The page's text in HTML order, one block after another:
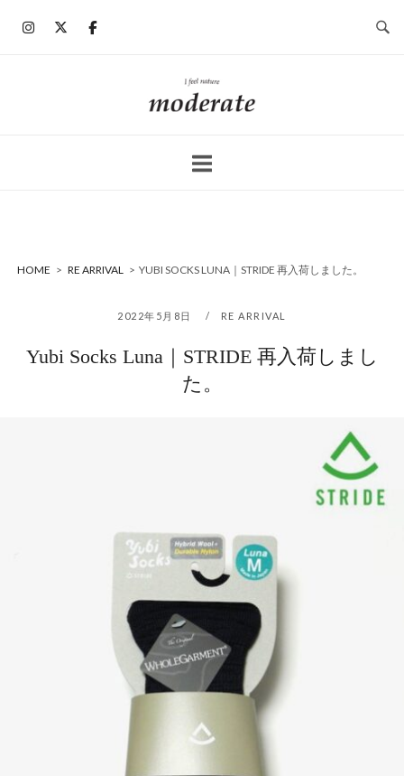
ホ
ー
HOME > RE ARRIVAL > YUBI SOCKS LUNA｜STRIDE 再入荷しました。
2022年5月8日 RE ARRIVAL
Yubi Socks Luna｜STRIDE 再入荷しまし
た。